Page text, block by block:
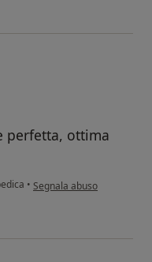
perfetta, ottima
• secondo l'opinione
Segnala abuso